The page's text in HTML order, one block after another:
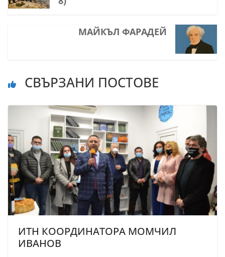
МАЙКЪЛ ФАРАДЕЙ
СВЪРЗАНИ ПОСТОВЕ
ИТН КООРДИНАТОРА МОМЧИЛ
ИВАНОВ